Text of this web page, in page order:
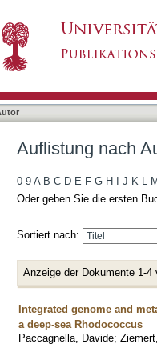
Auflistung nach
0-9 A B C D E F G H J K L M
Oder geben Sie die ersten
Sortiert nach:
Anzeige der Dokumente 1-4
Integrated genome and
a deep-sea Rhodococcus
Paccagnella, Davide;